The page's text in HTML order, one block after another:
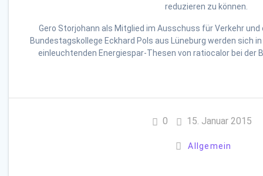
reduzieren zu können.
Gero Storjohann als Mitglied im Ausschuss für Verkehr
Bundestagskollege Eckhard Pols aus Lüneburg werden sich
einleuchtenden Energiespar-Thesen von ratiocalor bei der
0 15. Januar 2015
Allgemein